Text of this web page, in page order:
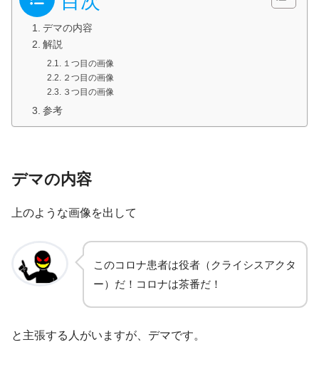
デマの内容
解説
１つ目の画像
２つ目の画像
３つ目の画像
参考
デマの内容
上のような画像を出して
このコロナ患者は役者（クライシスアクタ
ー）だ！コロナは茶番だ！
と主張する人がいますが、デマです。